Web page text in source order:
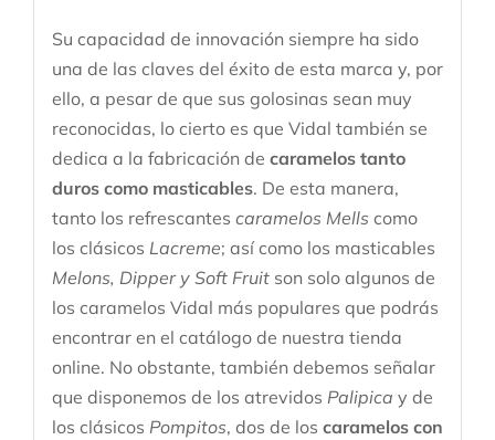
Su capacidad de innovación siempre ha sido
una de las claves del éxito de esta marca y, por
ello, a pesar de que sus golosinas sean muy
reconocidas, lo cierto es que Vidal también se
dedica a la fabricación de caramelos tanto
duros como masticables. De esta manera,
tanto los refrescantes caramelos Mells como
los clásicos Lacreme; así como los masticables
Melons, Dipper y Soft Fruitson solo algunos de
los caramelos Vidal más populares que podrás
encontrar en el catálogo de nuestra tienda
online. No obstante, también debemos señalar
que disponemos de los atrevidos Palipica y de
los clásicos Pompitos, dos de los caramelos con